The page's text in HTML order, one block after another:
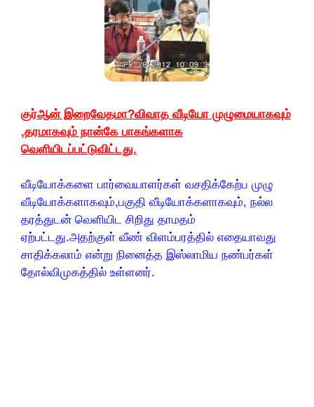
குர்ஆன் இறைவேதமா?விவாத வீடியோ முழுமையாகவும்
,தரமாகவும் நான்கே பாகங்களாக
வெளியிடப்பட்டுவிட்டது.
வீடியோக்களை பார்வையாளர்கள் வசதிக்கேற்ப முழு
வீடியோக்களாகவும்,பகுதி வீடியோக்களாகவும், நல்ல
தரத்துடன் வெளியிட சிறிது தாமதம்
ஏற்பட்டது.அதற்குள் வீண் விளம்பரத்தில் எதையாவது
சாதிக்கலாம் என்று நினைத்த இஸ்லாமிய நண்பர்கள்
தோல்விமுகத்தில் உள்ளனர்.